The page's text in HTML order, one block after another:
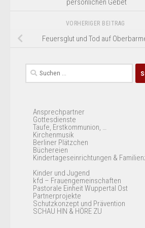
persönlichen Gebet
VORHERIGER BEITRAG
Feuersglut und Tod auf
Suchen
nach:
Ansprechpartner
Gottesdienste
Taufe, Erstkommunion, …
Kirchenmusik
Berliner Plätzchen
Büchereien
Kindertageseinrichtungen &
Kinder und Jugend
kfd – Frauengemeinschaften
Pastorale Einheit Wuppertal Ost
Partnerprojekte
Schutzkonzept und Prävention
SCHAU HIN & HÖRE ZU